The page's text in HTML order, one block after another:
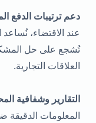
دعم ترتيبات الدفع
عند الاقتضاء،
تُشجع على حل
العلاقات التجارية.
التقارير وشفافية
المعلومات الدقيقة